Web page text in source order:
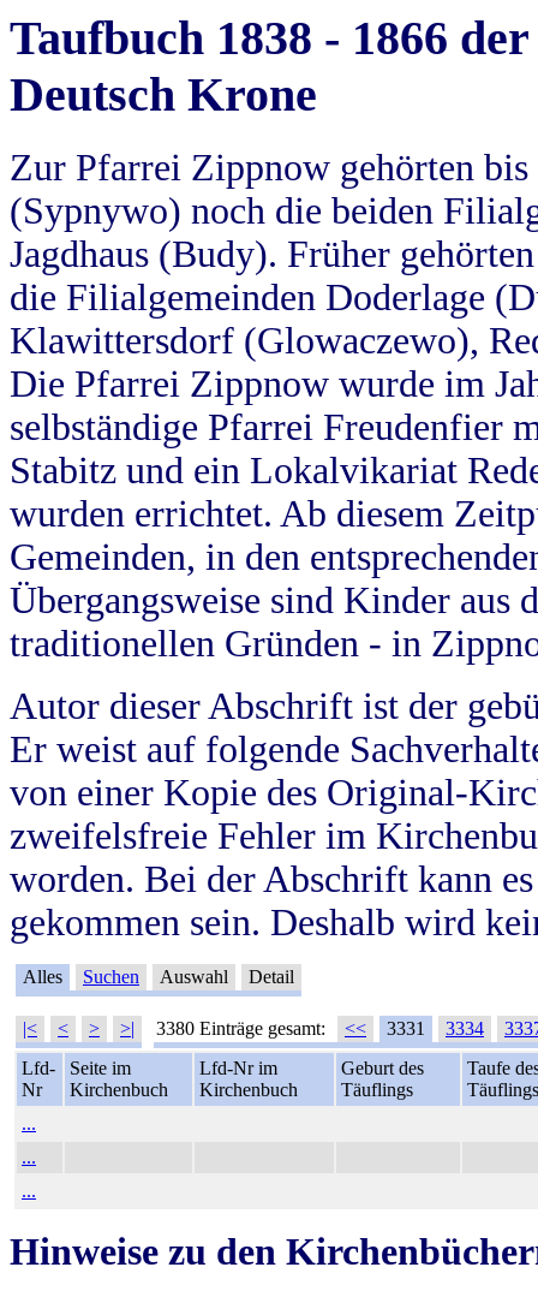
Taufbuch 1838 - 1866
Deutsch Krone
Zur Pfarrei Zippnow gehörten
(Sypnywo) noch die beiden
Jagdhaus (Budy). Früher
die Filialgemeinden Doderlage
Klawittersdorf (Glowaczewo),
Die Pfarrei Zippnow wurde im
selbständige Pfarrei Freudenfier
Stabitz und ein Lokalvikariat
wurden errichtet. Ab diesem
Gemeinden, in den
Übergangsweise sind Kinder aus
traditionellen Gründen - in
Autor dieser Abschrift ist der
Er weist auf folgende
von einer Kopie des Original-
zweifelsfreie Fehler im
worden. Bei der Abschrift kann
gekommen sein. Deshalb wird
Alles Suchen Auswahl Detail
|< < > >| 3380 Einträge gesamt: << 3331 3334
Lfd-
Nr
Seite im
Kirchenbuch
Lfd-Nr im
Kirchenbuch
Geburt des
Täuflings
Taufe
Täuflings
...
...
...
Hinweise zu den